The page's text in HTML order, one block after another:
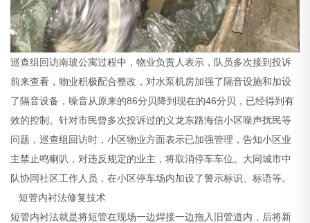
巡查组回访南玻公寓过程中，物业负责人表示，队员多次接到投诉
前来查看，物业积极配合整改，对水泵机房加强了隔音设施和加设
了隔音设备，噪音从原来的86分贝降到现在的46分贝，已经得到有
效的控制。针对市民曾多次投诉过的义龙东路海信小区噪声扰民等
问题，巡查组回访时，小区物业方面表示已加强管理，告知小区业
主禁止鸣喇叭，对违反规定的业主，将取消停车车位。大同城市中
队协同社区工作人员，在小区停车场内加设了警示标识、标语等。
短管内衬法修复技术
短管内衬法就是将短管在现场一边焊接一边拖入旧管道内，后将新